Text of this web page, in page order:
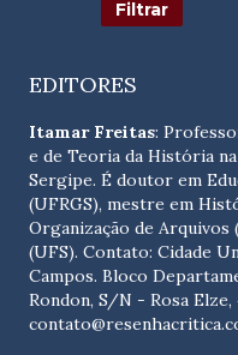
EDITORES
Itamar Freitas:
e de Teoria da História
Sergipe. É doutor em
(UFRGS), mestre em
Organização de Arquivos
(UFS). Contato: Cidade
Campos. Bloco
Rondon, S/N - Rosa